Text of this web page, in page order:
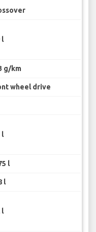
l
g/km
wheel drive
l
l
l
l